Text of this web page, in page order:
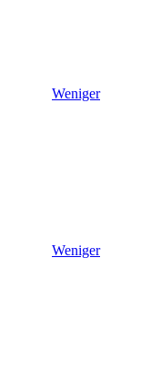
Weniger
Weniger